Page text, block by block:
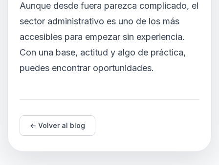
Aunque desde fuera parezca complicado, el
sector administrativo es uno de los más
accesibles para empezar sin experiencia.
Con una base, actitud y algo de práctica,
puedes encontrar oportunidades.
← Volver al blog